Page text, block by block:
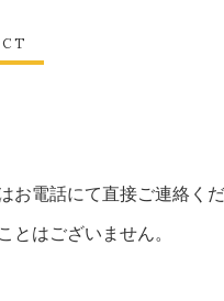
電話にて直接ご連絡くだ
とはございません。